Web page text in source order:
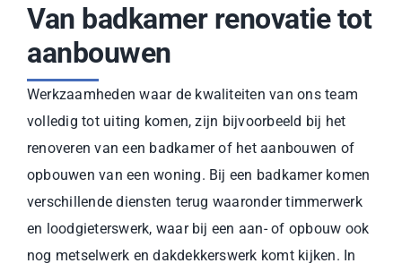
Van badkamer renovatie tot
aanbouwen
Werkzaamheden waar de kwaliteiten van ons team
volledig tot uiting komen, zijn bijvoorbeeld bij het
renoveren van een badkamer of het aanbouwen of
opbouwen van een woning. Bij een badkamer komen
verschillende diensten terug waaronder timmerwerk
en loodgieterswerk, waar bij een aan- of opbouw ook
nog metselwerk en dakdekkerswerk komt kijken. In